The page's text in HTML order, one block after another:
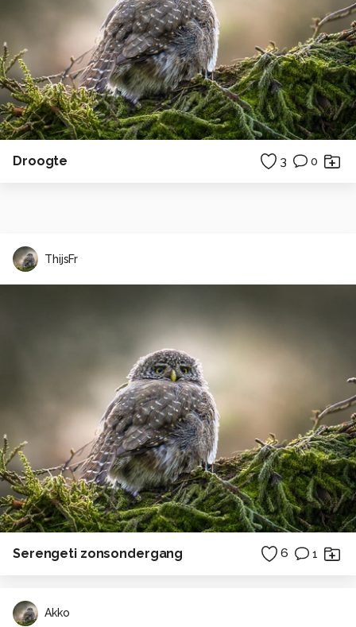
Droogte 3 0
ThijsFr
Serengeti zonsondergang 6 1
Akko